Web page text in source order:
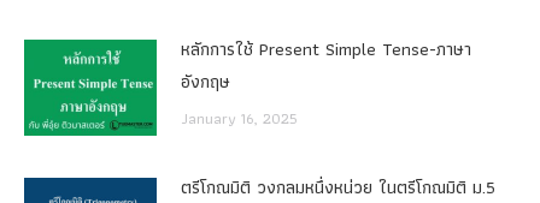
หลักการใช้ Present Simple Tense-ภาษา
อังกฤษ
January 16, 2025
ตรีโกณมิติ วงกลมหนึ่งหน่วย ในตรีโกณมิติ ม.5